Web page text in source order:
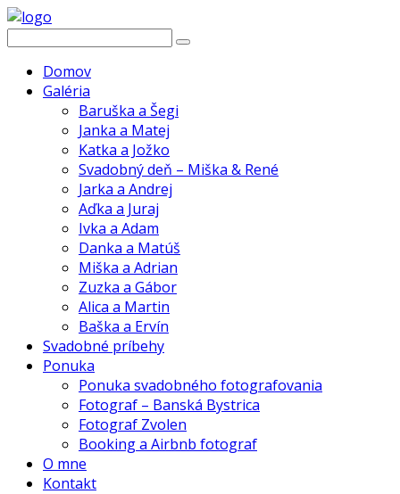
Domov
Galéria
Baruška a Šegi
Janka a Matej
Katka a Jožko
Svadobný deň – Miška & René
Jarka a Andrej
Aďka a Juraj
Ivka a Adam
Danka a Matúš
Miška a Adrian
Zuzka a Gábor
Alica a Martin
Baška a Ervín
Svadobné príbehy
Ponuka
Ponuka svadobného fotografovania
Fotograf – Banská Bystrica
Fotograf Zvolen
Booking a Airbnb fotograf
O mne
Kontakt